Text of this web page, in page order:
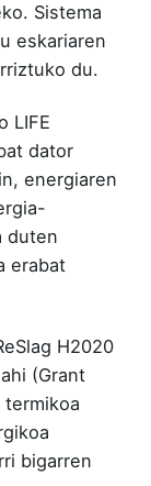
Sistema
eskariaren
du.
LIFE
dator
energiaren
duten
erabat
H2020
(Grant
bigarren